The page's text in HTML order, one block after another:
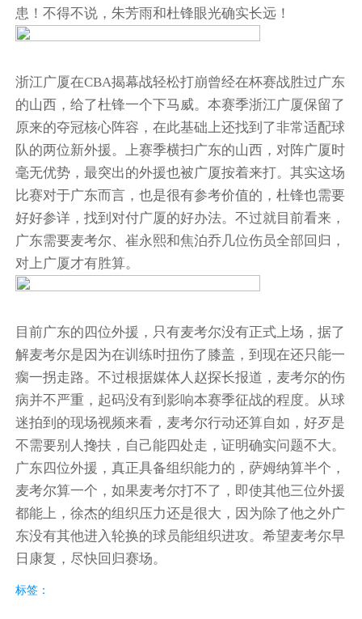
患！不得不说，朱芳雨和杜锋眼光确实长远！
浙江广厦在CBA揭幕战轻松打崩曾经在杯赛战胜过广东
的山西，给了杜锋一个下马威。本赛季浙江广厦保留了
原来的夺冠核心阵容，在此基础上还找到了非常适配球
队的两位新外援。上赛季横扫广东的山西，对阵广厦时
毫无优势，最突出的外援也被广厦按着来打。其实这场
比赛对于广东而言，也是很有参考价值的，杜锋也需要
好好参详，找到对付广厦的好办法。不过就目前看来，
广东需要麦考尔、崔永熙和焦泊乔几位伤员全部回归，
对上广厦才有胜算。
目前广东的四位外援，只有麦考尔没有正式上场，据了
解麦考尔是因为在训练时扭伤了膝盖，到现在还只能一
瘸一拐走路。不过根据媒体人赵探长报道，麦考尔的伤
病并不严重，起码没有到影响本赛季征战的程度。从球
迷拍到的现场视频来看，麦考尔行动还算自如，好歹是
不需要别人搀扶，自己能四处走，证明确实问题不大。
广东四位外援，真正具备组织能力的，萨姆纳算半个，
麦考尔算一个，如果麦考尔打不了，即使其他三位外援
都能上，徐杰的组织压力还是很大，因为除了他之外广
东没有其他进入轮换的球员能组织进攻。希望麦考尔早
日康复，尽快回归赛场。
标签：